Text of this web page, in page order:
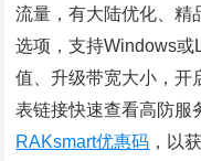
流量，有大陆优化、精
选项，支持Windows
值、升级带宽大小，开
表链接快速查看高防服
RAKsmart优惠码 ，以